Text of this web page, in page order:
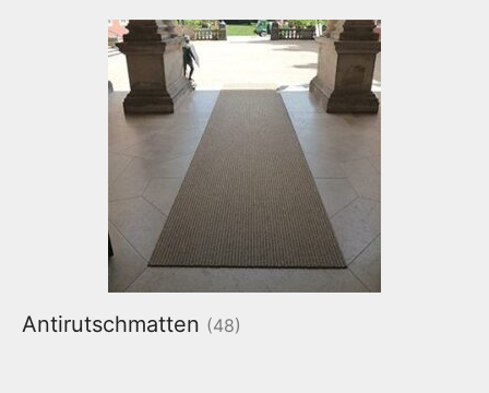
Antirutschmatten (48)